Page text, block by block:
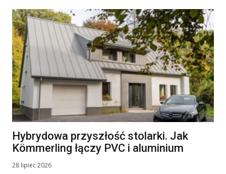
Hybrydowa przyszłość stolarki. Jak
Kömmerling łączy PVC i aluminium
28 lipiec 2026